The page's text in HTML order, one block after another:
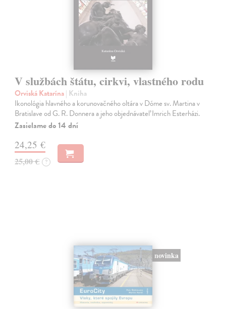
V službách štátu, cirkvi, vlastného rodu
Orviská Katarína| Kniha
Ikonológia hlavného a korunovačného oltára v Dóme sv. Martina v
Bratislave od G. R. Donnera a jeho objednávateľ Imrich Esterházi.
Zasielame do 14 dní
24,25 €
25,00 € ?
novinka